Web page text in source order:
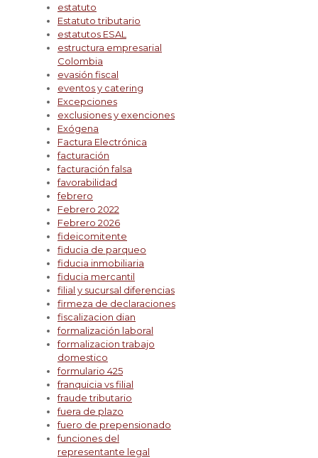
estatuto
Estatuto tributario
estatutos ESAL
estructura empresarial
Colombia
evasión fiscal
eventos y catering
Excepciones
exclusiones y exenciones
Exógena
Factura Electrónica
facturación
facturación falsa
favorabilidad
febrero
Febrero 2022
Febrero 2026
fideicomitente
fiducia de parqueo
fiducia inmobiliaria
fiducia mercantil
filial y sucursal diferencias
firmeza de declaraciones
fiscalizacion dian
formalización laboral
formalizacion trabajo
domestico
formulario 425
franquicia vs filial
fraude tributario
fuera de plazo
fuero de prepensionado
funciones del
representante legal